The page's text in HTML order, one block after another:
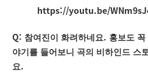
https://youtu.be/
Q: 참여진이 화려하네요. 홍보도
야기를 들어보니 곡의 비하인드 스
요.